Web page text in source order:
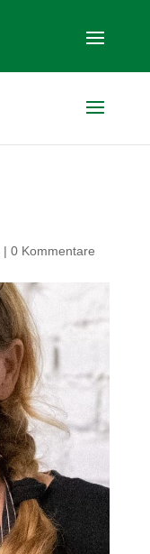
| 0 Kommentare